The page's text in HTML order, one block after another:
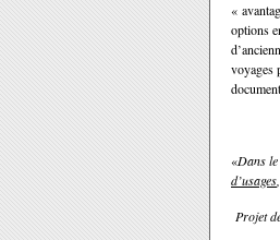
«
options
voyages
«Dans
d’usages
Projet